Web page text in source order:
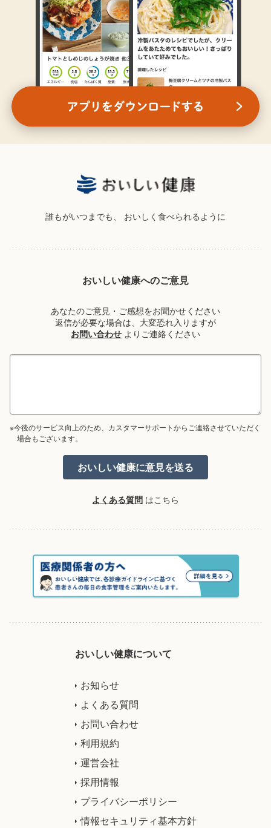
誰もがいつまでも、 おいしく食べられるように
おいしい健康へのご意見
あなたのご意見・ご感想をお聞かせください
返信が必要な場合は、大変恐れ入りますが
お問い合わせ よりご連絡ください
※今後のサービス向上のため、カスタマーサポートからご連絡させていただく
場合もございます。
よくある質問 はこちら
おいしい健康について
お知らせ
よくある質問
お問い合わせ
利用規約
運営会社
採用情報
プライバシーポリシー
情報セキュリティ基本方針